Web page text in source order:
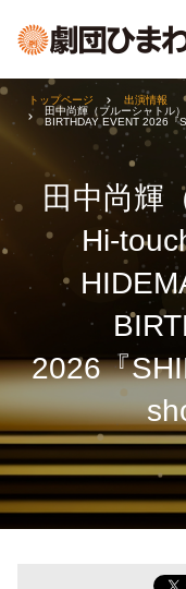
田中尚輝
Hi-
2026『
トップページ
出演情報
田中尚輝（ブルーシャトル
BIRTHDAY EVENT 2026『